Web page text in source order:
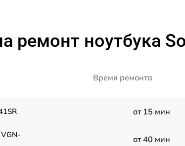
ремонт ноутбука
Время ремонта
от 15 мин
от 40 мин